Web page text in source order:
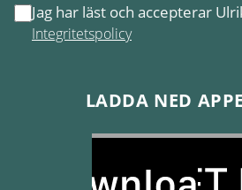
Jag har läst och accepterar
Integritetspolicy
LADDA NED